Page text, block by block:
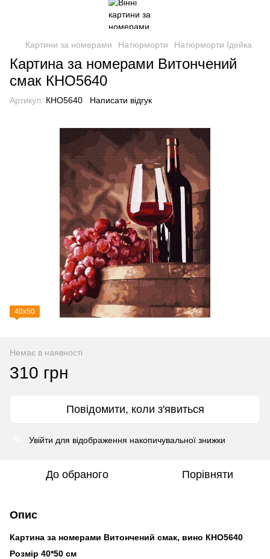
Картини за номерами Натюрморти Натюрморти Ідейка
Картина за номерами Витончений
смак КНО5640
Артикул: КНО5640 Написати відгук
40х50
Немає в наявності
310 грн
Повідомити, коли з'явиться
Увійти для відображення накопичувальної знижки
До обраного Порівняти
Опис
Картина за номерами Витончений смак, вино КНО5640
Розмір 40*50 см